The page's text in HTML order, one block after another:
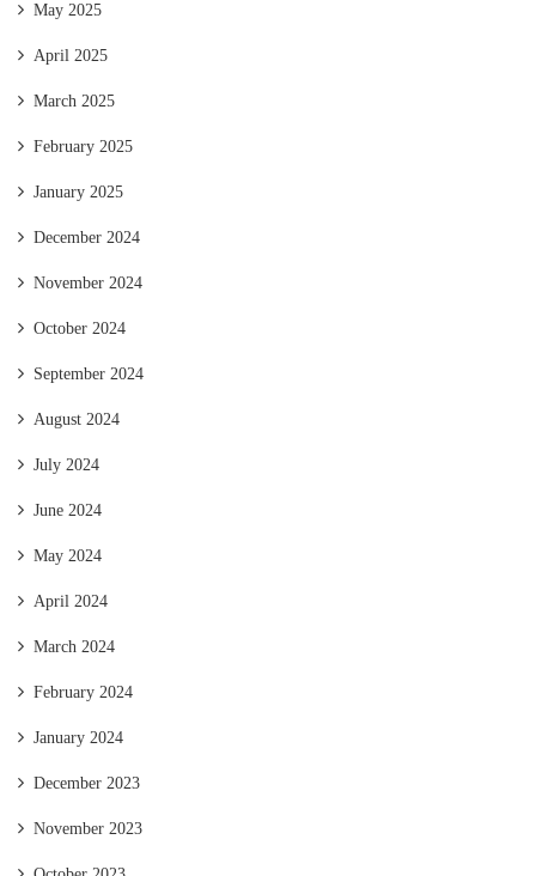
May 2025
April 2025
March 2025
February 2025
January 2025
December 2024
November 2024
October 2024
September 2024
August 2024
July 2024
June 2024
May 2024
April 2024
March 2024
February 2024
January 2024
December 2023
November 2023